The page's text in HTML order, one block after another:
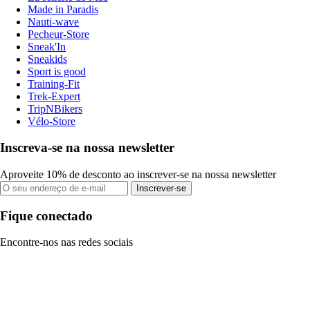
Made in Paradis
Nauti-wave
Pecheur-Store
Sneak'In
Sneakids
Sport is good
Training-Fit
Trek-Expert
TripNBikers
Vélo-Store
Inscreva-se na nossa newsletter
Aproveite 10% de desconto ao inscrever-se na nossa newsletter
Inscrever-se
Fique conectado
Encontre-nos nas redes sociais